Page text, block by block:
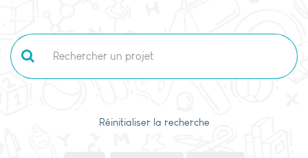
Réinitialiser la recherche